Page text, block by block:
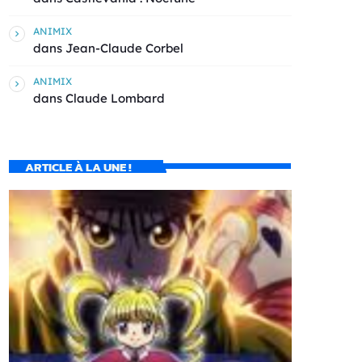
ANIMIX
dans Jean-Claude Corbel
ANIMIX
dans Claude Lombard
ARTICLE À LA UNE !